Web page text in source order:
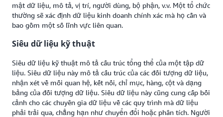
mật dữ liệu, mô tả, vị trí, người dùng, bộ phận, v.v. Một tổ chức
thường sẽ xác định dữ liệu kinh doanh chính xác mà họ cần và
bao gồm một số lĩnh vực liên quan.
Siêu dữ liệu kỹ thuật
Siêu dữ liệu kỹ thuật mô tả cấu trúc tổng thể của một tập dữ
liệu. Siêu dữ liệu này mô tả cấu trúc của các đối tượng dữ liệu,
nhận xét về mối quan hệ, kết nối, chỉ mục, hàng, cột và dạng
bảng của đối tượng dữ liệu. Siêu dữ liệu này cũng cung cấp bối
cảnh cho các chuyên gia dữ liệu về các quy trình mà dữ liệu
phải trải qua, chẳng hạn như chuyển đổi hoặc phân tích. Người